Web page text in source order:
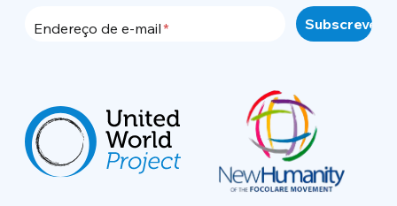
Endereço de e-mail